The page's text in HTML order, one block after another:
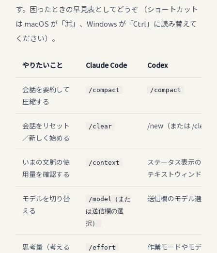
す。困ったときの早見表としてどうぞ （ショートカット
は macOS が「⌘」、Windows が「Ctrl」に読み替えて
ください）。
やりたいこと Claude Code Codex
会話を要約して
圧縮する
/compact /compact
会話をリセット
／新しく始める
/clear /new（または /clear）
いまの文脈の使
用量を確認する
/context
ステータス表示のト
テキストウィンドウ
モデルを切り替
える
/model（また
は送信欄の選
択）
送信欄のモデル選択
思考量（考える
/effort 作業モードやモデルで